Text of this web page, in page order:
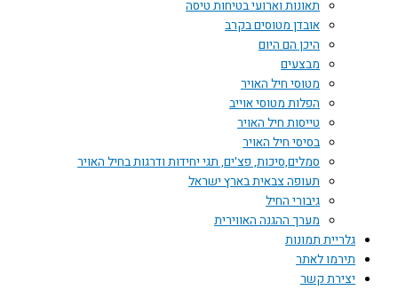
תאונות וארועי בטיחות טיסה
אובדן מטוסים בקרב
היכן הם היום
מבצעים
מטוסי חיל האויר
הפלות מטוסי אוייב
טייסות חיל האויר
בסיסי חיל האויר
סמלים,סיכות, פצ'ים, תגי יחידות ודרגות בחיל האויר
תעופה צבאית בארץ ישראל
גיבורי החיל
מערך ההגנה האווירית
גלריית תמונות
תירמו לאתר
יצירת קשר